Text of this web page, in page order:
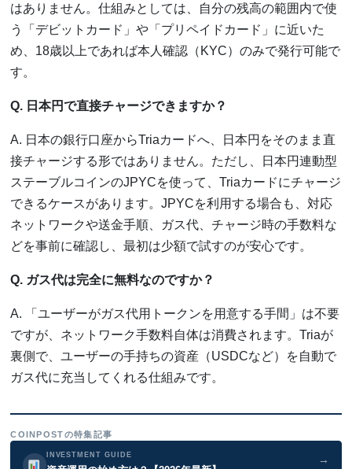
はありません。仕組みとしては、自分の残高の範囲内で使
う「デビットカード」や「プリペイドカード」に近いた
め、18歳以上であれば本人確認（KYC）のみで発行可能で
す。
Q. 日本円で直接チャージできますか？
A. 日本の銀行口座からTriaカードへ、日本円をそのまま直
接チャージする形ではありません。ただし、日本円連動型
ステーブルコインのJPYCを使って、Triaカードにチャージ
できるケースがあります。JPYCを利用する場合も、対応
ネットワークや送金手順、ガス代、チャージ時の手数料な
どを事前に確認し、最初は少額で試すのが安心です。
Q. ガス代は完全に無料なのですか？
A. 「ユーザーがガス代用トークンを用意する手間」は不要
ですが、ネットワーク手数料自体は消費されます。Triaが
裏側で、ユーザーの手持ちの資産（USDCなど）を自動で
ガス代に充当してくれる仕組みです。
COINPOSTの特集記事
INVESTMENT GUIDE →